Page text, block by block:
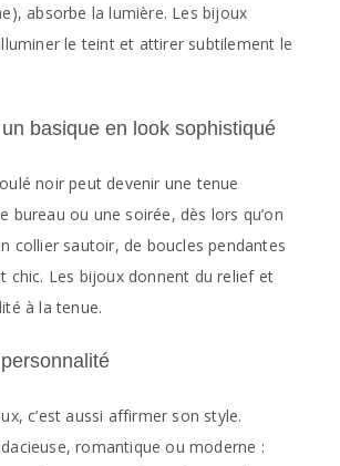
absorbe la lumière. Les bijoux
le teint et attirer subtilement le
basique en look sophistiqué
noir peut devenir une tenue
bureau ou une soirée, dès lors qu’on
collier sautoir, de boucles pendantes
chic. Les bijoux donnent du relief et
à la tenue.
c’est aussi affirmer son style.
romantique ou moderne :